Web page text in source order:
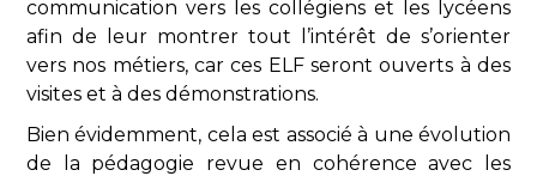
communication vers les collégiens et les lycéens
afin de leur montrer tout l’intérêt de s’orienter
vers nos métiers, car ces ELF seront ouverts à des
visites et à des démonstrations.
Bien évidemment, cela est associé à une évolution
de la pédagogie revue en cohérence avec les